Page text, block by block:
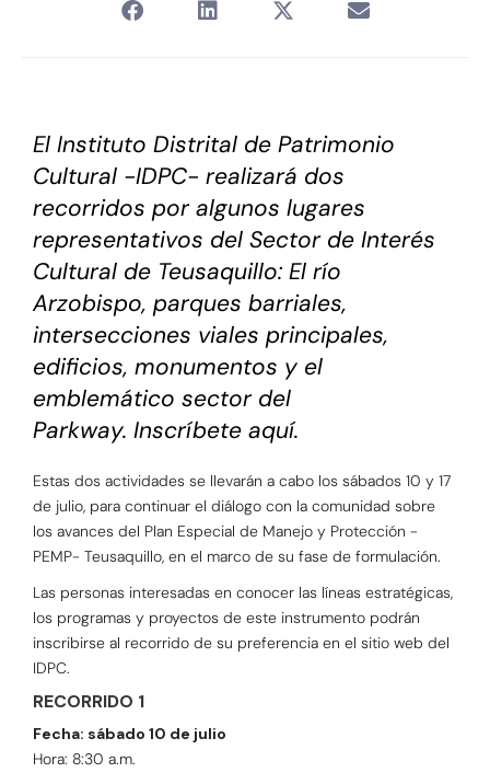
El Instituto Distrital de Patrimonio
Cultural -IDPC- realizará dos
recorridos por algunos lugares
representativos del Sector de Interés
Cultural de Teusaquillo: El río
Arzobispo, parques barriales,
intersecciones viales principales,
edificios, monumentos y el
emblemático sector del
Parkway. Inscríbete aquí.
Estas dos actividades se llevarán a cabo los sábados 10 y 17
de julio, para continuar el diálogo con la comunidad sobre
los avances del Plan Especial de Manejo y Protección -
PEMP- Teusaquillo, en el marco de su fase de formulación.
Las personas interesadas en conocer las líneas estratégicas,
los programas y proyectos de este instrumento podrán
inscribirse al recorrido de su preferencia en el sitio web del
IDPC.
RECORRIDO 1
Fecha: sábado 10 de julio
Hora: 8:30 a.m.